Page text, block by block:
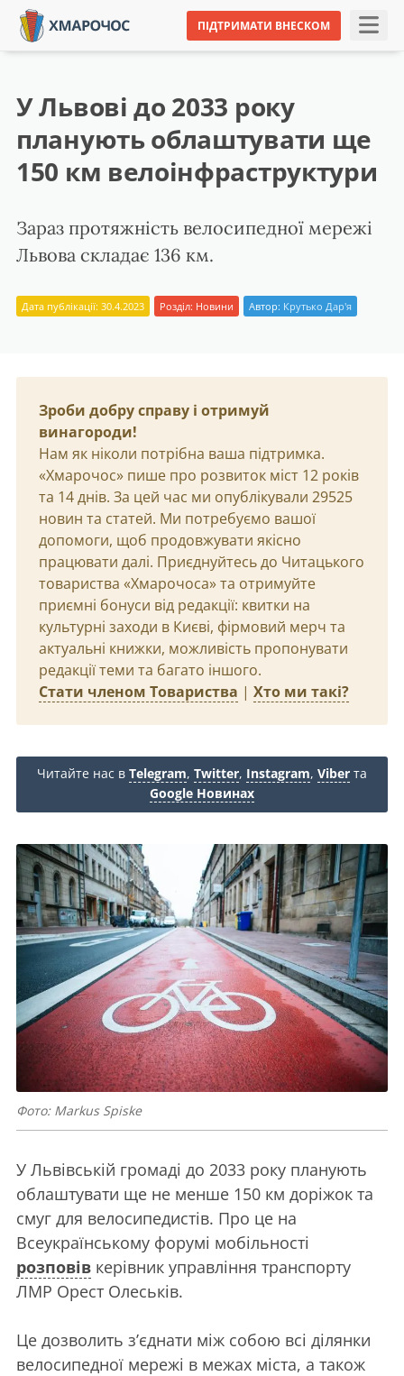
ПІДТРИМАТИ ВНЕСКОМ
У Львові до 2033 року
планують облаштувати ще
150 км велоінфраструктури
Зараз протяжність велосипедної мережі
Львова складає 136 км.
Дата публікації: 30.4.2023 Розділ: Новини Автор: Крутько Дар'я
Зроби добру справу і отримуй
винагороди!
Нам як ніколи потрібна ваша підтримка.
«Хмарочос» пише про розвиток міст 12 років
та 14 днів. За цей час ми опублікували 29525
новин та статей. Ми потребуємо вашої
допомоги, щоб продовжувати якісно
працювати далі. Приєднуйтесь до Читацького
товариства «Хмарочоса» та отримуйте
приємні бонуси від редакції: квитки на
культурні заходи в Києві, фірмовий мерч та
актуальні книжки, можливість пропонувати
редакції теми та багато іншого.
Стати членом Товариства | Хто ми такі?
Читайте нас в Telegram, Twitter, Instagram, Viber та
Google Новинах
Фото: Markus Spiske
У Львівській громаді до 2033 року планують
облаштувати ще не менше 150 км доріжок та
смуг для велосипедистів. Про це на
Всеукраїнському форумі мобільності
розповів керівник управління транспорту
ЛМР Орест Олеськів.
Це дозволить з’єднати між собою всі ділянки
велосипедної мережі в межах міста, а також